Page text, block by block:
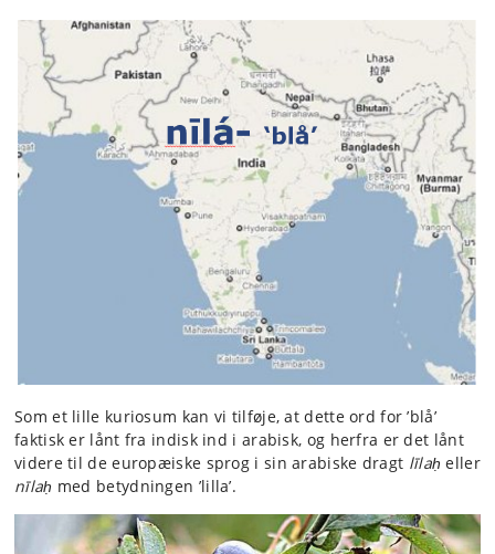
Som et lille kuriosum kan vi tilføje, at dette ord for ’blå’
faktisk er lånt fra indisk ind i arabisk, og herfra er det lånt
videre til de europæiske sprog i sin arabiske dragt līlaḥ eller
nīlaḥ med betydningen ’lilla’.